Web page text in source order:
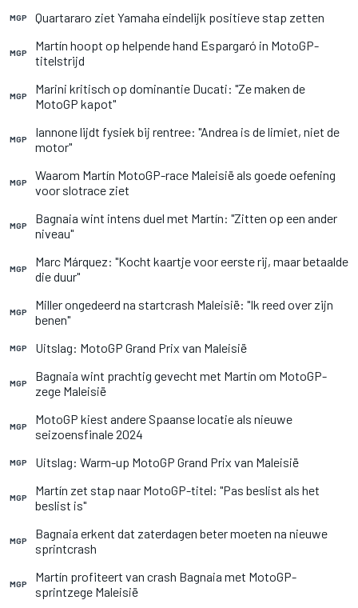
MGP Quartararo ziet Yamaha eindelijk positieve stap zetten
MGP
Martín hoopt op helpende hand Espargaró in MotoGP-
titelstrijd
MGP
Marini kritisch op dominantie Ducati: "Ze maken de
MotoGP kapot"
MGP
Iannone lijdt fysiek bij rentree: "Andrea is de limiet, niet de
motor"
MGP
Waarom Martín MotoGP-race Maleisië als goede oefening
voor slotrace ziet
MGP
Bagnaia wint intens duel met Martín: "Zitten op een ander
niveau"
MGP
Marc Márquez: "Kocht kaartje voor eerste rij, maar betaalde
die duur"
MGP
Miller ongedeerd na startcrash Maleisië: "Ik reed over zijn
benen"
MGP Uitslag: MotoGP Grand Prix van Maleisië
MGP
Bagnaia wint prachtig gevecht met Martín om MotoGP-
zege Maleisië
MGP
MotoGP kiest andere Spaanse locatie als nieuwe
seizoensfinale 2024
MGP Uitslag: Warm-up MotoGP Grand Prix van Maleisië
MGP
Martín zet stap naar MotoGP-titel: "Pas beslist als het
beslist is"
MGP
Bagnaia erkent dat zaterdagen beter moeten na nieuwe
sprintcrash
MGP
Martín profiteert van crash Bagnaia met MotoGP-
sprintzege Maleisië